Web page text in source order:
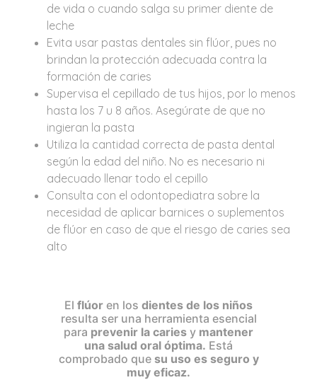
de vida o cuando salga su primer diente de
leche
Evita usar pastas dentales sin flúor, pues no
brindan la protección adecuada contra la
formación de caries
Supervisa el cepillado de tus hijos, por lo menos
hasta los 7 u 8 años. Asegúrate de que no
ingieran la pasta
Utiliza la cantidad correcta de pasta dental
según la edad del niño. No es necesario ni
adecuado llenar todo el cepillo
Consulta con el odontopediatra sobre la
necesidad de aplicar barnices o suplementos
de flúor en caso de que el riesgo de caries sea
alto
El flúor en los dientes de los niños
resulta ser una herramienta esencial
para prevenir la caries y mantener
una salud oral óptima. Está
comprobado que su uso es seguro y
muy eficaz.